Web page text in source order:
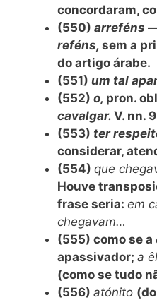
concordaram,
(550) arreféns
reféns, sem a
do artigo árabe.
(551) um tal
(552) o, pron.
cavalgar. V. nn.
(553) ter
considerar,
(554) que
Houve
frase seria: em
chegavam…
(555) como se a
apassivador; a
(como se tudo
(556) atónito